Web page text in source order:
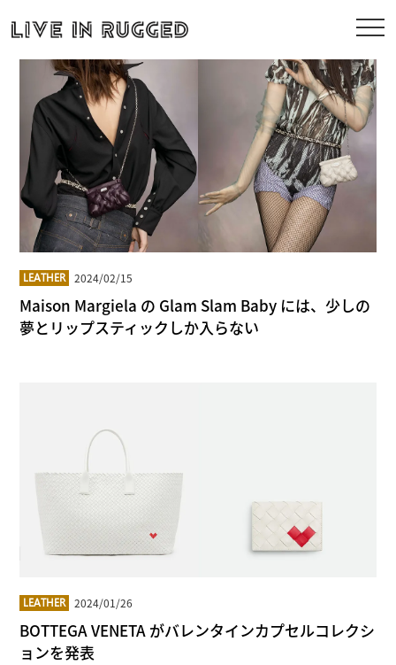
LEATHER 2024/02/15
Maison Margiela の Glam Slam Baby には、少しの
夢とリップスティックしか入らない
LEATHER 2024/01/26
BOTTEGA VENETA がバレンタインカプセルコレクシ
ョンを発表